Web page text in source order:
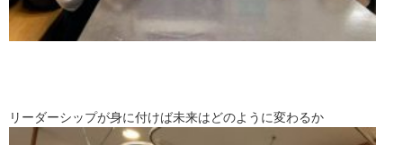
リーダーシップが身に付けば未来はどのように変わるか